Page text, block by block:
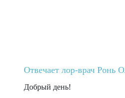
Отвечает лор-врач Ронь
Добрый день!